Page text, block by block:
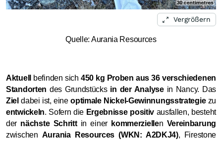
Vergrößern
Quelle: Aurania Resources
Aktuell befinden sich 450 kg Proben aus 36 verschiedenen
Standorten des Grundstücks in der Analysein Nancy. Das
Ziel dabei ist, eineoptimale Nickel-Gewinnungsstrategiezu
entwickeln. Sofern die Ergebnisse positiv ausfallen, besteht
der nächste Schrittin einer kommerziellen Vereinbarung
zwischen Aurania Resources (WKN: A2DKJ4), Firestone